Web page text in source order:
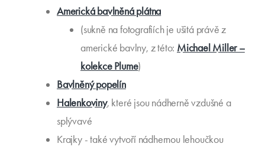
Americká bavlněná plátna
(sukně na fotografiích je ušitá právě z
americké bavlny, z této: Michael Miller –
kolekce Plume)
Bavlněný popelín
Halenkoviny, které jsou nádherně vzdušné a
splývavé
Krajky - také vytvoří nádhernou lehoučkou